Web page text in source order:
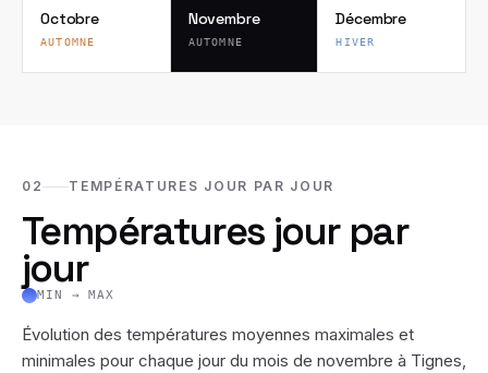
Octobre
AUTOMNE
Novembre
AUTOMNE
Décembre
HIVER
02 TEMPÉRATURES JOUR PAR JOUR
Températures jour par
jour
MIN → MAX
Évolution des températures moyennes maximales et
minimales pour chaque jour du mois de novembre à Tignes,